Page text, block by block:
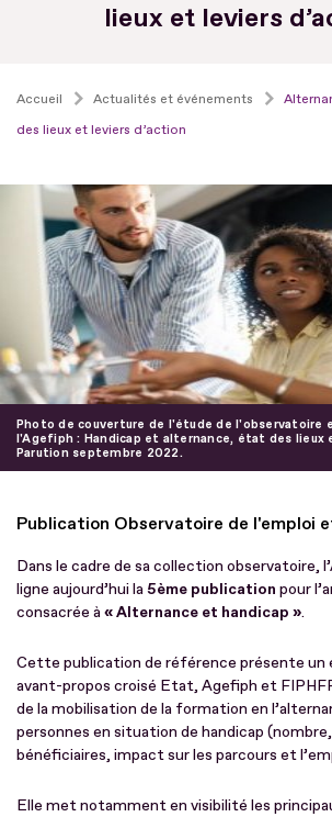
lieux et leviers
Accueil Actualités et événements
des lieux et leviers d’action
Photo de couverture de l'étude de l'observatoire
l'Agefiph : Handicap et alternance, état des lieux
Parution septembre 2022.
Publication Observatoire de l'emploi
Dans le cadre de sa collection observatoire,
ligne aujourd’hui la5ème publication pour
consacrée à« Alternance et handicap ».
Cette publication de référence présente un
avant-propos croisé Etat, Agefiph et
de la mobilisation de la formation en
personnes en situation de handicap
bénéficiaires, impact sur les parcours et
Elle met notamment en visibilité les